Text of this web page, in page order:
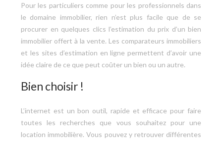
Pour les particuliers comme pour les professionnels dans
le domaine immobilier, rien n’est plus facile que de se
procurer en quelques clics l’estimation du prix d’un bien
immobilier offert à la vente. Les comparateurs immobiliers
et les sites d’estimation en ligne permettent d’avoir une
idée claire de ce que peut coûter un bien ou un autre.
Bien choisir !
L’internet est un bon outil, rapide et efficace pour faire
toutes les recherches que vous souhaitez pour une
location immobilière. Vous pouvez y retrouver différentes